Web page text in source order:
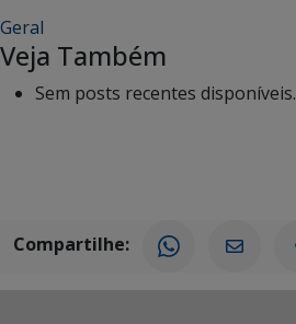
Geral
Veja Também
Sem posts recentes disponíveis.
Compartilhe: